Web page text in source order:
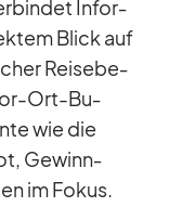
In­for­
Blick auf
Rei­se­be­
Ort-Bu­
wie die
Ge­winn­
im Fo­kus.